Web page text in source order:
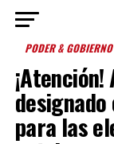
PODER & GOBIERNO
para las